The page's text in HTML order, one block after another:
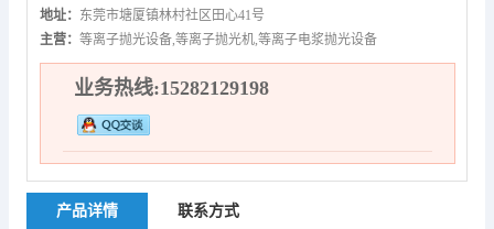
地址： 东莞市塘厦镇林村社区田心41号
主营： 等离子抛光设备,等离子抛光机,等离子电浆抛光设备
业务热线:15282129198
产品详情 联系方式